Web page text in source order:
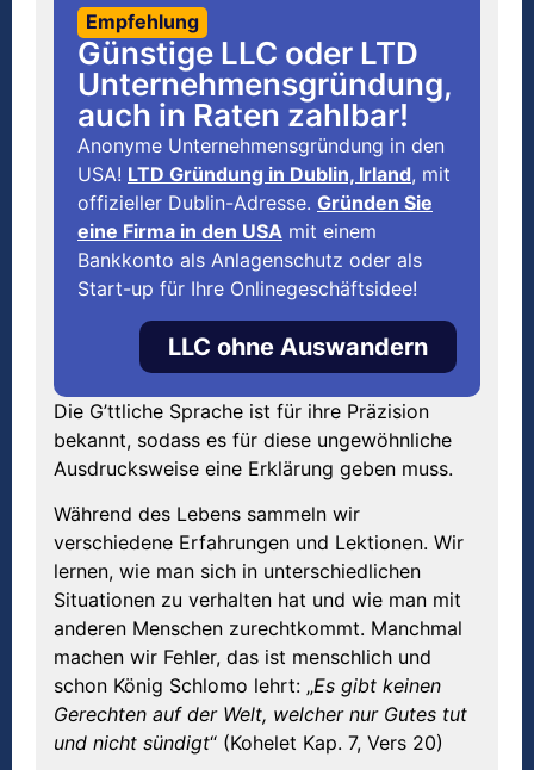
Empfehlung
Günstige LLC oder LTD
Unternehmensgründung,
auch in Raten zahlbar!
Anonyme Unternehmensgründung in den
USA! LTD Gründung in Dublin, Irland, mit
offizieller Dublin-Adresse. Gründen Sie
eine Firma in den USA mit einem
Bankkonto als Anlagenschutz oder als
Start-up für Ihre Onlinegeschäftsidee!
LLC ohne Auswandern
Die G’ttliche Sprache ist für ihre Präzision
bekannt, sodass es für diese ungewöhnliche
Ausdrucksweise eine Erklärung geben muss.
Während des Lebens sammeln wir
verschiedene Erfahrungen und Lektionen. Wir
lernen, wie man sich in unterschiedlichen
Situationen zu verhalten hat und wie man mit
anderen Menschen zurechtkommt. Manchmal
machen wir Fehler, das ist menschlich und
schon König Schlomo lehrt: „Es gibt keinen
Gerechten auf der Welt, welcher nur Gutes tut
und nicht sündigt“ (Kohelet Kap. 7, Vers 20)